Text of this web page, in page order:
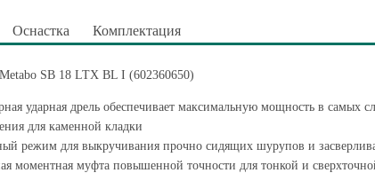
Оснастка Комплектация
SB 18 LTX BL I (602360650)
ударная дрель обеспечивает максимальную мощность в самых
для каменной кладки
режим для выкручивания прочно сидящих шурупов и
моментная муфта повышенной точности для тонкой и